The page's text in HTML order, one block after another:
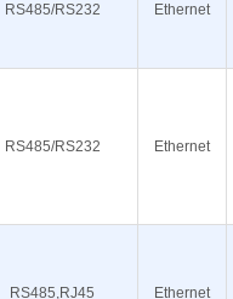
RS485/RS232 Ethernet
RS485/RS232 Ethernet
RS485,RJ45 Ethernet